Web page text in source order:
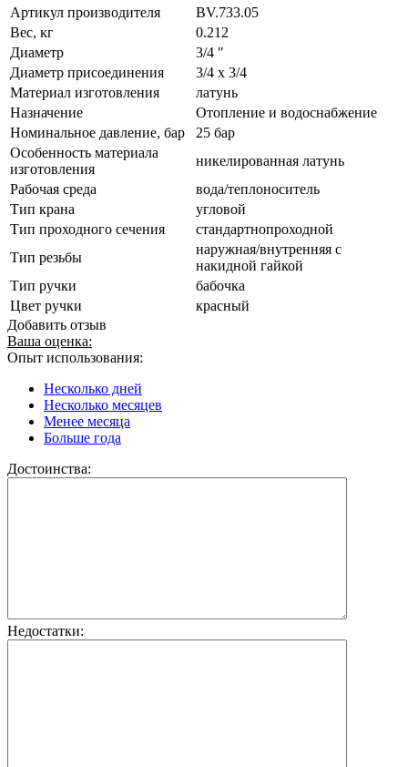
Артикул производителя
BV.733.05
Вес, кг
0.212
Диаметр
3/4 "
Диаметр присоединения
3/4 x 3/4
Материал изготовления
латунь
Назначение
Отопление и водоснабжение
Номинальное давление, бар
25 бар
Особенность материала
изготовления
никелированная латунь
Рабочая среда
вода/теплоноситель
Тип крана
угловой
Тип проходного сечения
стандартнопроходной
Тип резьбы
наружная/внутренняя с
накидной гайкой
Тип ручки
бабочка
Цвет ручки
красный
Добавить отзыв
Ваша оценка:
Опыт использования:
Несколько дней
Несколько месяцев
Менее месяца
Больше года
Достоинства:
Недостатки: